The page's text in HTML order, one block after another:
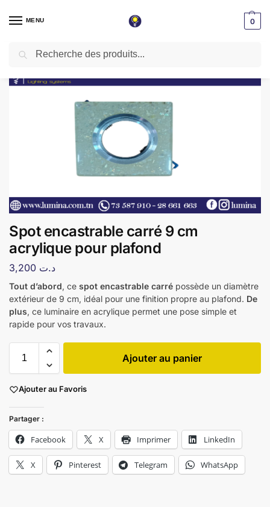
MENU 0
Accueil / Spot LED encastrable Spot encastrable carré 9 cm acrylique pour plafond
Spot encastrable carré 9 cm
acrylique pour plafond
د.ت
Tout d’abord, ce spot encastrable carré possède un diamètre
extérieur de 9 cm, idéal pour une finition propre au plafond. De
plus, ce luminaire en acrylique permet une pose simple et
rapide pour vos travaux.
Ajouter au panier
Ajouter au Favoris
Partager :
Facebook X Imprimer LinkedIn
X Pinterest Telegram WhatsApp